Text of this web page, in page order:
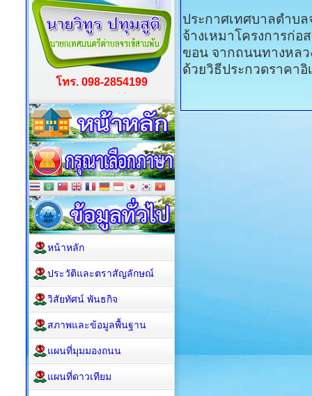
ประกาศเทศบาลตำบล
จ้างเหมาโครงการก่
ขอน จากถนนทางหลว
ด้วยวิธีประกวดราคา
โทร. 098-2854199
หน้าหลัก
ประวัติและตราสัญลักษณ์
วิสัยทัศน์ พันธกิจ
สภาพและข้อมูลพื้นฐาน
แผนที่มุมมองถนน
แผนที่ดาวเทียม